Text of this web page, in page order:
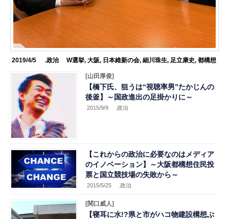
2019/4/5 .政治 W選挙, 大阪, 日本維新の会, 細川珠生, 足立康史, 都構想
[山田厚俊]
【橋下氏、狙うは“視聴率男”たかじんの
後釜】～国政進出の足掛かりに～
2015/9/9 .政治
【これからの政治に必要なのはメディア
のイノベーション】～大阪都構想住民投
票と国立競技場の失敗から～
2015/5/25 .政治
[関口威人]
【寝耳に水!?県と市がハコ物建設構想ぶ